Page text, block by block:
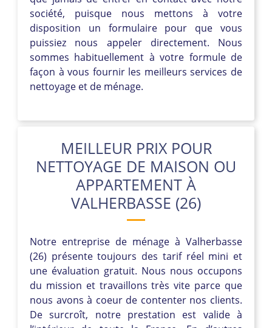
société, puisque nous mettons à votre
disposition un formulaire pour que vous
puissiez nous appeler directement. Nous
sommes habituellement à votre formule de
façon à vous fournir les meilleurs services de
nettoyage et de ménage.
MEILLEUR PRIX POUR
NETTOYAGE DE MAISON OU
APPARTEMENT À
VALHERBASSE (26)
Notre entreprise de ménage à Valherbasse
(26) présente toujours des tarif réel mini et
une évaluation gratuit. Nous nous occupons
du mission et travaillons très vite parce que
nous avons à coeur de contenter nos clients.
De surcroît, notre prestation est valide à